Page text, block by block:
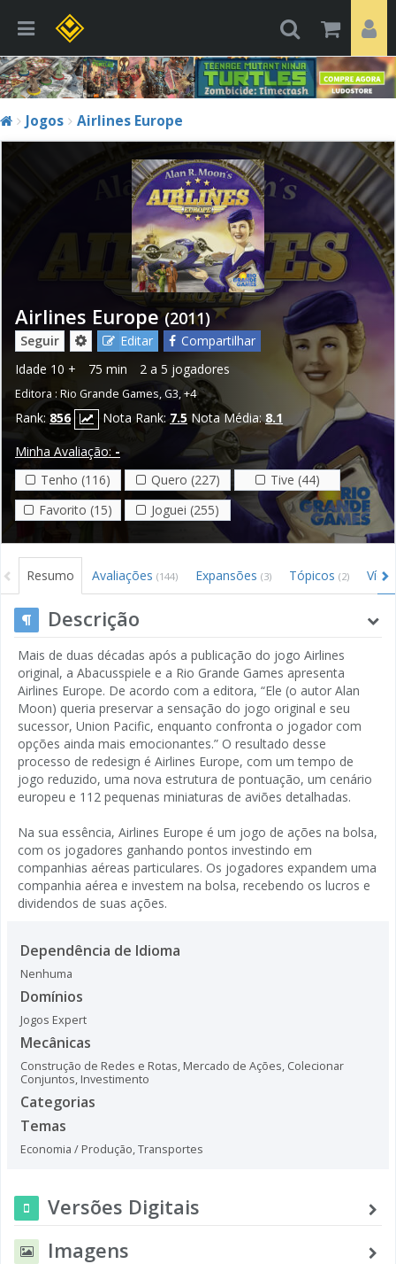
Jogos Airlines Europe
Airlines Europe (2011)
Seguir Editar
Compartilhar
Idade 10 + 75 min 2 a 5 jogadores
Editora : Rio Grande Games,G3,+4
Rank: 856 Nota Rank: 7.5 Nota Média:8.1
Minha Avaliação: -
Tenho (116)
Quero (227)
Tive (44)
Favorito (15)
Joguei (255)
Resumo Avaliações (144) Expansões (3) Tópicos (2)
Descrição
Mais de duas décadas após a publicação do jogo Airlines
original, a Abacusspiele e a Rio Grande Games apresenta
Airlines Europe. De acordo com a editora, “Ele (o autor Alan
Moon) queria preservar a sensação do jogo original e seu
sucessor, Union Pacific, enquanto confronta o jogador com
opções ainda mais emocionantes.” O resultado desse
processo de redesign é Airlines Europe, com um tempo de
jogo reduzido, uma nova estrutura de pontuação, um cenário
europeu e 112 pequenas miniaturas de aviões detalhadas.
Na sua essência, Airlines Europe é um jogo de ações na bolsa,
com os jogadores ganhando pontos investindo em
companhias aéreas particulares. Os jogadores expandem uma
companhia aérea e investem na bolsa, recebendo os lucros e
dividendos de suas ações.
Dependência de Idioma
Nenhuma
Domínios
Jogos Expert
Mecânicas
Construção de Redes e Rotas, Mercado de Ações, Colecionar
Conjuntos, Investimento
Categorias
Temas
Economia / Produção,Transportes
Versões Digitais
Imagens